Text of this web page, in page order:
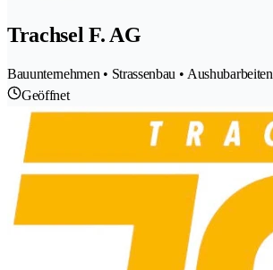
Trachsel F. AG
Bauunternehmen • Strassenbau • Aushubarbeiten
Geöffnet